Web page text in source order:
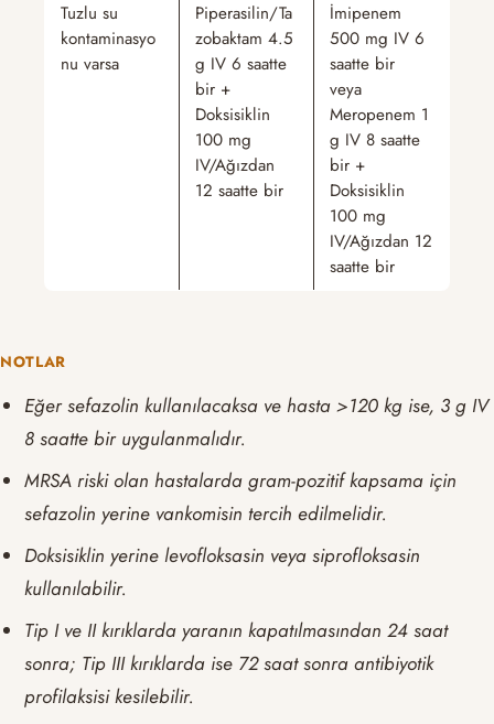
Tuzlu su
kontaminasyo
nu varsa
Piperasilin/Ta
zobaktam 4.5
g IV 6 saatte
bir +
Doksisiklin
100 mg
IV/Ağızdan
12 saatte bir
İmipenem
500 mg IV 6
saatte bir
veya
Meropenem 1
g IV 8 saatte
bir +
Doksisiklin
100 mg
IV/Ağızdan 12
saatte bir
NOTLAR
Eğer sefazolin kullanılacaksa ve hasta >120 kg ise, 3 g IV
8 saatte bir uygulanmalıdır.
MRSA riski olan hastalarda gram-pozitif kapsama için
sefazolin yerine vankomisin tercih edilmelidir.
Doksisiklin yerine levofloksasin veya siprofloksasin
kullanılabilir.
Tip I ve II kırıklarda yaranın kapatılmasından 24 saat
sonra; Tip III kırıklarda ise 72 saat sonra antibiyotik
profilaksisi kesilebilir.